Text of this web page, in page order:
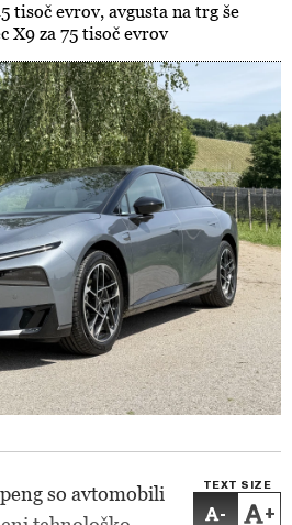
tisoč evrov, avgusta na trg še
X9 za 75 tisoč evrov
TEXT SIZE
- +
so avtomobili